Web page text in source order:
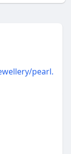
pearl.